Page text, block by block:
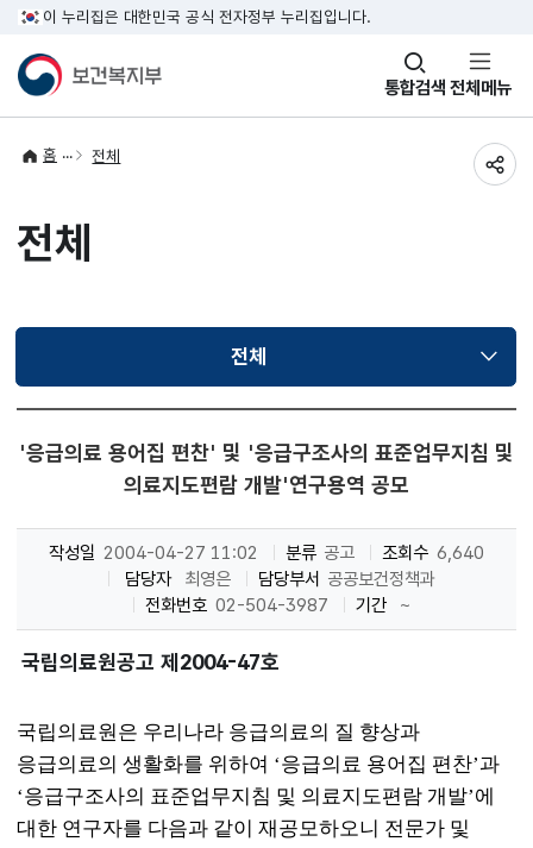
이 누리집은 대한민국 공식 전자정부 누리집입니다.
통합검색
창
열기 전체메뉴
홈 전체
전체
전체선택됨
'응급의료 용어집 편찬' 및 '응급구조사의 표준업무지침 및
의료지도편람 개발'연구용역 공모
작성일 2004-04-27 11:02 분류 공고 조회수 6,640
담당자
최영은 담당부서 공공보건정책과
전화번호 02-504-3987 기간 ~
국립의료원공고 제2004-47호
국립의료원은 우리나라 응급의료의 질 향상과
응급의료의 생활화를 위하여 ‘응급의료 용어집 편찬’과
‘응급구조사의 표준업무지침 및 의료지도편람 개발’에
대한 연구자를 다음과 같이 재공모하오니 전문가 및